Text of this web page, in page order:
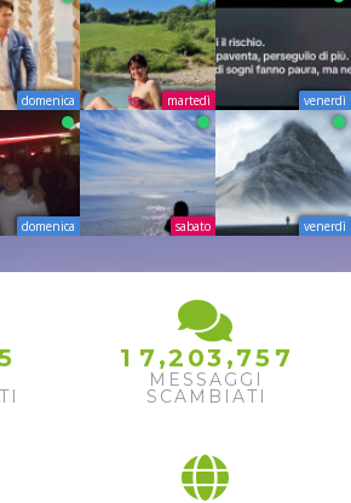
domenica martedì venerdì
domenica sabato venerdì
1 7 ,2 03 ,75 7
MESSAGGI
SCAMBIATI